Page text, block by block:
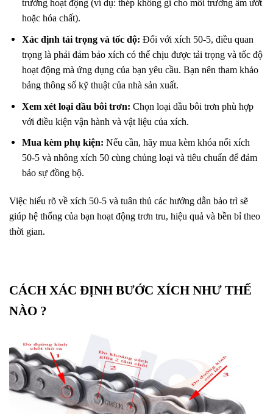
trường hoạt động (ví dụ: thép không gỉ cho môi trường ẩm ướt
hoặc hóa chất).
Xác định tải trọng và tốc độ: Đối với xích 50-5, điều quan
trọng là phải đảm bảo xích có thể chịu được tải trọng và tốc độ
hoạt động mà ứng dụng của bạn yêu cầu. Bạn nên tham khảo
bảng thông số kỹ thuật của nhà sản xuất.
Xem xét loại dầu bôi trơn: Chọn loại dầu bôi trơn phù hợp
với điều kiện vận hành và vật liệu của xích.
Mua kèm phụ kiện: Nếu cần, hãy mua kèm khóa nối xích
50-5 và nhông xích 50 cùng chủng loại và tiêu chuẩn để đảm
bảo sự đồng bộ.
Việc hiểu rõ về xích 50-5 và tuân thủ các hướng dẫn bảo trì sẽ
giúp hệ thống của bạn hoạt động trơn tru, hiệu quả và bền bỉ theo
thời gian.
CÁCH XÁC ĐỊNH BƯỚC XÍCH NHƯ THẾ
NÀO ?